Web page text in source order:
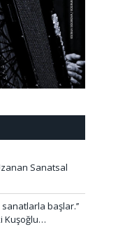
Sanatsal
başlar.’’
Kuşoğlu…